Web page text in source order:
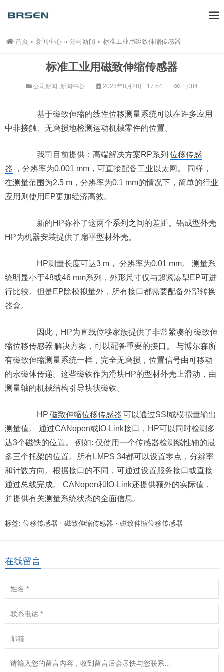
首页 » 新闻中心 » 公司新闻 » 标准工业用磁致伸缩传感器
标准工业用磁致伸缩传感器
公司新闻 , 新闻中心 2023年8月28日 17:54 1,084
基于磁致伸缩的线性位移测量系统可以在许多应用
中非接触、无磨损地检测运动机械零件的位置。
我司目前提供：高端解决方案RP系列 位移传感
器
，分辨率为0.001 mm，可直接配备工业以太网。 同样，
在测量范围为2.5 m，分辨率为0.1 mm的情况下，简单的行业
应用则使用EP更加经济高效。
新的HP弥补了这两个系列之间的差距。铝成型外壳
HP为机器安装提供了扁平型材外壳。
HP测量长度可达3 m， 分辨率为0.01 mm。 测量系
统明显小于48或46 mm系列，外形尺寸仅与超紧凑型EP可进
行比较。但是EP除模拟量外，所有接口都需要配备外部转换
器盒。
因此，HP为直线位移家族提供了非常紧凑的 磁致伸
缩位移传感器 解决方案，可以配备重要的接口。 与博尔森所
有磁致伸缩测量系统一样，完全无磨损，位置信号由可移动
的永磁体传递。这些磁铁作为滑块HP的型材外壳上滑动，由
测量轴的机械结构引导块状磁铁。
HP 磁致伸缩位移传感器 可以通过SSI或模拟量输出
测量值。 通过CANopen或IO-Link接口，HP可以同时检测多
达3个磁铁的位置。 例如: 仅使用一个传感器检测线性轴的最
多三个托架的位置。所有LMPS 34都可以设置零点，分辨率
和计数方向。根据接口的不同，可通过设置服务接口或直接
通过总线完成。 CANopen和IO-Link还提供额外的实际值，
并提供有关测量系统状态的全面信息。
标签: 位移传感器 · 磁致伸缩传感器 · 磁致伸缩位移传感器
在线留言